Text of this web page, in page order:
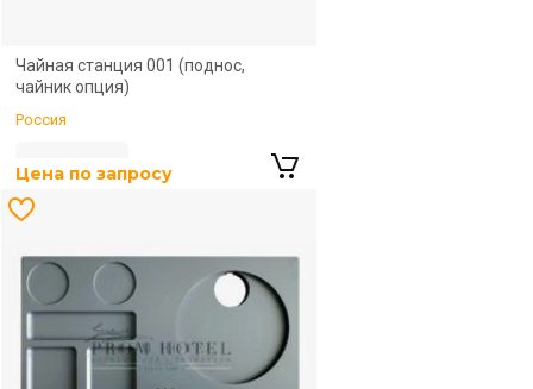
Цена по запросу
Чайная станция 001 (поднос,
чайник опция)
Россия
Цена по запросу